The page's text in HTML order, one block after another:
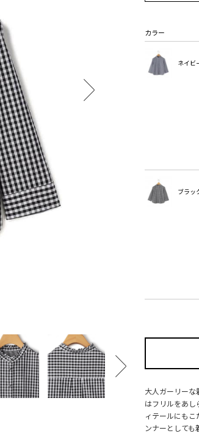
カラー
ネイビ
ブラッ
大人ガーリーな
はフリルをあ
ィテールにも
ンナーとしても